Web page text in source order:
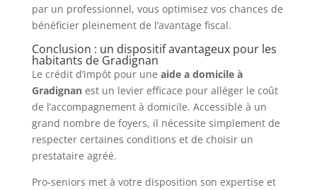
par un professionnel, vous optimisez vos chances de
bénéficier pleinement de l’avantage fiscal.
Conclusion : un dispositif avantageux pour les
habitants de Gradignan
Le crédit d’impôt pour une aide a domicile à
Gradignanest un levier efficace pour alléger le coût
de l’accompagnement à domicile. Accessible à un
grand nombre de foyers, il nécessite simplement de
respecter certaines conditions et de choisir un
prestataire agréé.
Pro-seniors met à votre disposition son expertise et